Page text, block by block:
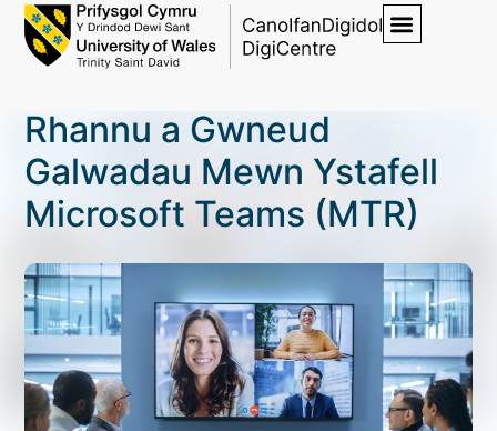
Rhannu a Gwneud
Galwadau Mewn Ystafell
Microsoft Teams (MTR)